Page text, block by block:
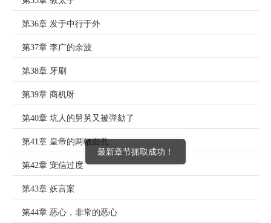
第36章 发于中行于外
第37章 李广的余波
第38章 牙刷
第39章 商机呀
第40章 坑人的舅舅又被弹劾了
第41章 皇帝的两幅面孔
第42章 宠信过度
第43章 妖言案
第44章 恶心，非常的恶心
最新章节抓取成功！